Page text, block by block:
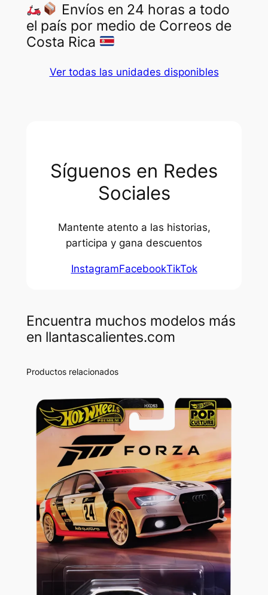
Envíos en 24 horas a todo
el país por medio de Correos de
Costa Rica
Ver todas las unidades disponibles
Síguenos en Redes
Sociales
Mantente atento a las historias,
participa y gana descuentos
InstagramFacebookTikTok
Encuentra muchos modelos más
en llantascalientes.com
Productos relacionados